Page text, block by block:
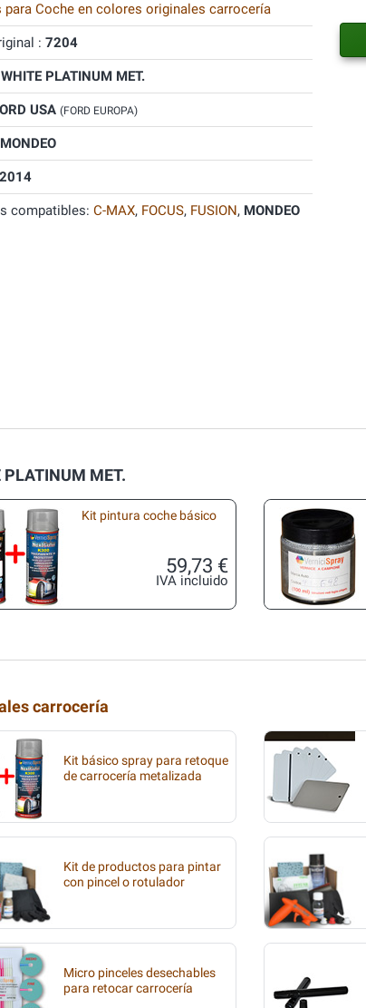
para Coche en colores originales carrocería
: 7204
WHITE PLATINUM MET.
USA (FORD EUROPA)
MONDEO
2014
compatibles: C-MAX, FOCUS, FUSION, MONDEO
MET.
Kit pintura coche básico
59,73 €
IVA incluido
carrocería
Kit básico spray para retoque
de carrocería metalizada
Kit de productos para pintar
con pincel o rotulador
Micro pinceles desechables
para retocar carrocería